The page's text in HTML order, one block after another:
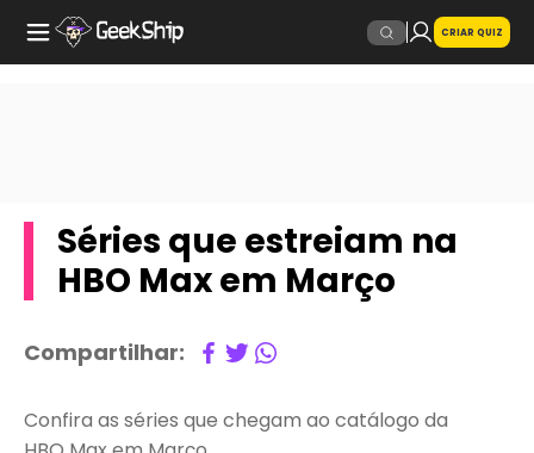
CRIAR QUIZ
Séries que estreiam na
HBO Max em Março
Compartilhar:
Confira as séries que chegam ao catálogo da